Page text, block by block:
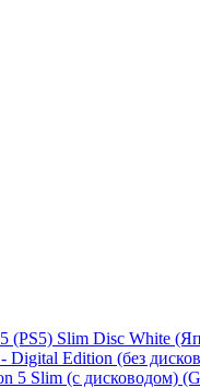
(PS5) Slim Disc White
Digital Edition (без
5 Slim (с дисководом)